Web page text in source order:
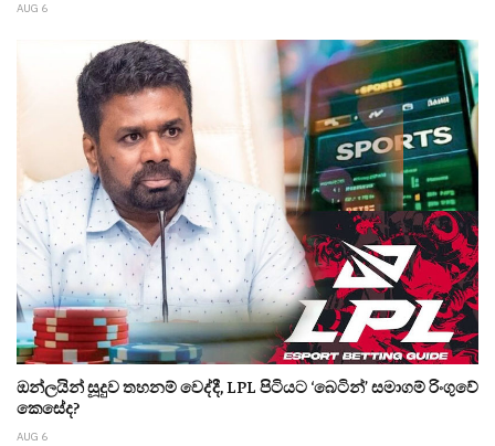
AUG 6
ඔන්ලයින් සූදුව තහනම් වෙද්දී, LPL පිටියට ‘බෙටින්’ සමාගම් රිංගුවේ
කෙසේද?
AUG 6